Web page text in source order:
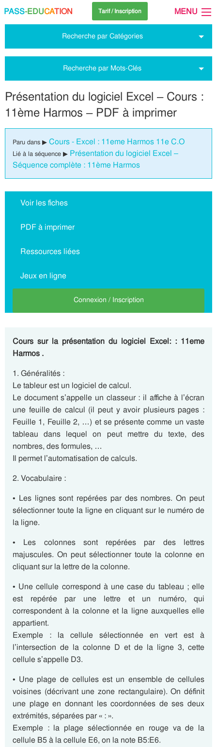
PASS-EDUCATION Tarif / Inscription MENU
Recherche par Catégories
Recherche par Mots-Clés
Présentation du logiciel Excel – Cours :
11ème Harmos – PDF à imprimer
Paru dans ▶ Cours - Excel : 11eme Harmos 11e C.O
Lié à la séquence ▶ Présentation du logiciel Excel –
Séquence complète : 11ème Harmos
Voir les fiches
PDF à imprimer
Ressources liées
Jeux en ligne
Connexion / Inscription
Cours sur la présentation du logiciel Excel: : 11eme
Harmos .
1. Généralités :
Le tableur est un logiciel de calcul.
Le document s’appelle un classeur : il affiche à l’écran
une feuille de calcul (il peut y avoir plusieurs pages :
Feuille 1, Feuille 2, …) et se présente comme un vaste
tableau dans lequel on peut mettre du texte, des
nombres, des formules, …
Il permet l’automatisation de calculs.
2. Vocabulaire :
• Les lignes sont repérées par des nombres. On peut
sélectionner toute la ligne en cliquant sur le numéro de
la ligne.
• Les colonnes sont repérées par des lettres
majuscules. On peut sélectionner toute la colonne en
cliquant sur la lettre de la colonne.
• Une cellule correspond à une case du tableau ; elle
est repérée par une lettre et un numéro, qui
correspondent à la colonne et la ligne auxquelles elle
appartient.
Exemple : la cellule sélectionnée en vert est à
l’intersection de la colonne D et de la ligne 3, cette
cellule s’appelle D3.
• Une plage de cellules est un ensemble de cellules
voisines (décrivant une zone rectangulaire). On définit
une plage en donnant les coordonnées de ses deux
extrémités, séparées par « : ».
Exemple : la plage sélectionnée en rouge va de la
cellule B5 à la cellule E6, on la note B5:E6.